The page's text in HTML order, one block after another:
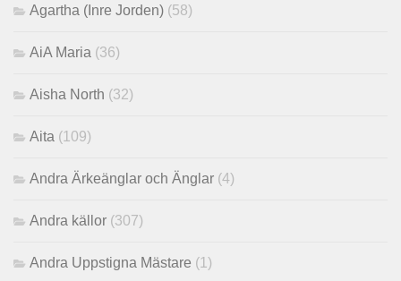
Agartha (Inre Jorden) (58)
AiA Maria (36)
Aisha North (32)
Aita (109)
Andra Ärkeänglar och Änglar (4)
Andra källor (307)
Andra Uppstigna Mästare (1)